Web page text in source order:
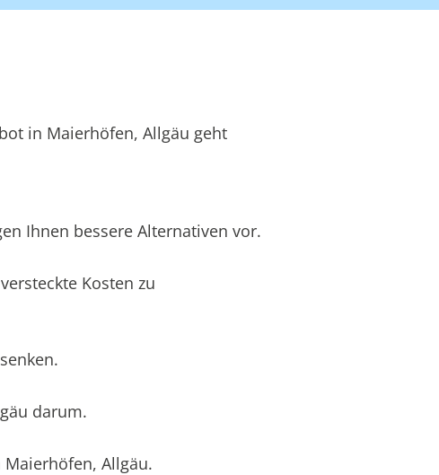
in Maierhöfen, Allgäu geht
Ihnen bessere Alternativen vor.
Kosten zu
darum.
Allgäu.